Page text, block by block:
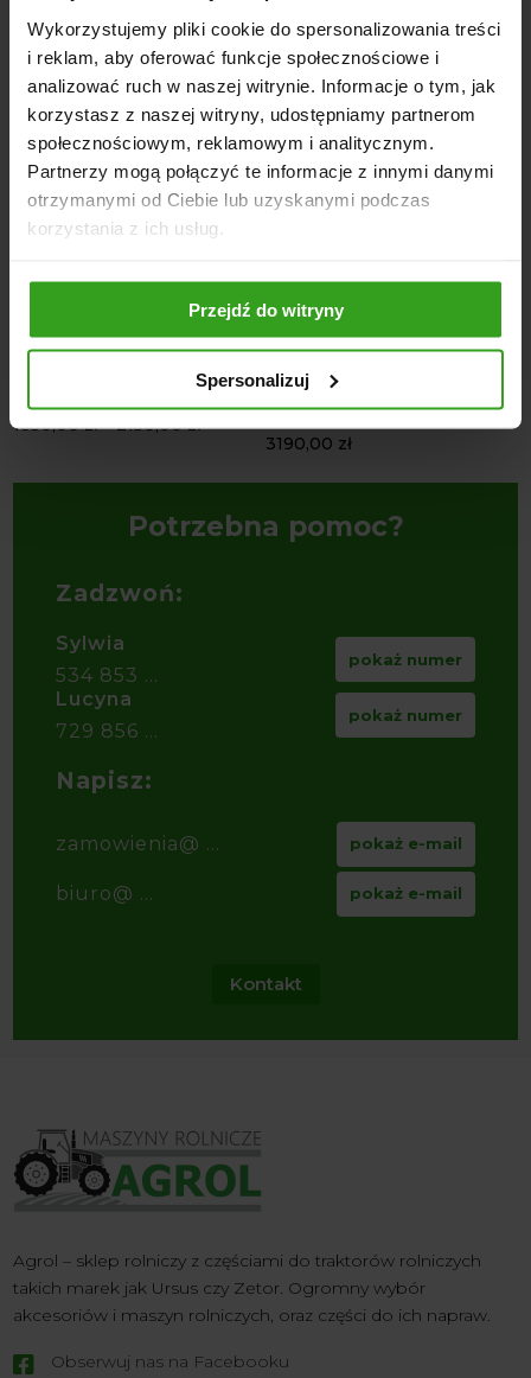
Wykorzystujemy pliki cookie do spersonalizowania treści
i reklam, aby oferować funkcje społecznościowe i
analizować ruch w naszej witrynie. Informacje o tym, jak
korzystasz z naszej witryny, udostępniamy partnerom
społecznościowym, reklamowym i analitycznym.
Partnerzy mogą połączyć te informacje z innymi danymi
otrzymanymi od Ciebie lub uzyskanymi podczas
korzystania z ich usług.
Przejdź do witryny
Spersonalizuj
NASI KLIENCI WYBIERALI RÓWNIEŻ
4
1850,00zł–2150,00zł
3190,00 zł
5
Potrzebna pomoc?
Zadzwoń:
Sylwia
534 853 ...
pokaż numer
Lucyna
729 856 ...
pokaż numer
Napisz:
zamowienia@ ... pokaż e-mail
biuro@ ... pokaż e-mail
Kontakt
Agrol – sklep rolniczy z częściami do traktorów rolniczych
takich marek jak Ursus czy Zetor. Ogromny wybór
akcesoriów i maszyn rolniczych, oraz części do ich napraw.
 Obserwuj nas na Facebooku